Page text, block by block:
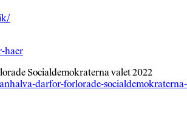
haer
Socialdemokraterna valet 2022
darfor-forlorade-